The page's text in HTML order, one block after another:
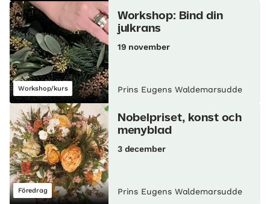
Workshop/kurs
Workshop: Bind din
julkrans
19 november
Prins Eugens Waldemarsudde
Föredrag
Nobelpriset, konst och
menyblad
3 december
Prins Eugens Waldemarsudde